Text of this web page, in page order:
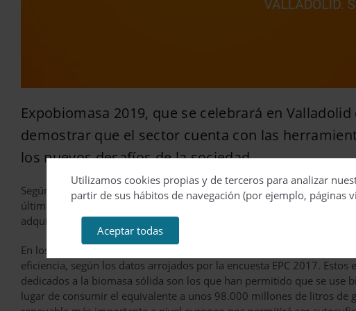
Expobiomasa 2019, que se celebrará en
demostrar que el sector cuenta con las
los nuevos desafíos de la sociedad.
Según las previsiones, en la duodécima edición de esta feria
último en tecnología, diseño y prestaciones a los 15.000
adquirir equipos que ofrecen soluciones a un consumidor cada vez
En los últimos años
eficiencia, según los datos arrojados por la encuesta EPC 2017.
dedicados a la biomasa sólida son los que han permitido que se use
lugar de consumir el equivalente a unos 98.000 millones de litros de
Utilizamos cookies propias y de terceros para analizar
partir de sus hábitos de navegación (por ejemplo, páginas
Aceptar todas